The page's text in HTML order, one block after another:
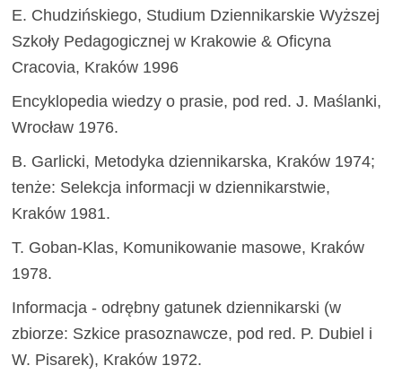
E. Chudzińskiego, Studium Dziennikarskie Wyższej
Szkoły Pedagogicznej w Krakowie & Oficyna
Cracovia, Kraków 1996
Encyklopedia wiedzy o prasie, pod red. J. Maślanki,
Wrocław 1976.
B. Garlicki, Metodyka dziennikarska, Kraków 1974;
tenże: Selekcja informacji w dziennikarstwie,
Kraków 1981.
T. Goban-Klas, Komunikowanie masowe, Kraków
1978.
Informacja - odrębny gatunek dziennikarski (w
zbiorze: Szkice prasoznawcze, pod red. P. Dubiel i
W. Pisarek), Kraków 1972.